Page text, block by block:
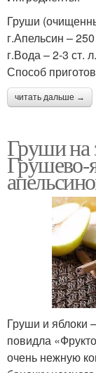
Груши
г.Апельсин –
г.Вода – 2-3 ст. л.
Способ
читать дальше →
Груши на
Грушево-
Груши и яблоки
повидла
очень нежную